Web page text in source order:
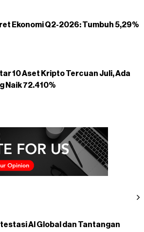
Ekonomi Q2-2026: Tumbuh 5,29%
10 Aset Kripto Tercuan Juli, Ada
Naik 72.410%
AI Global dan Tantangan